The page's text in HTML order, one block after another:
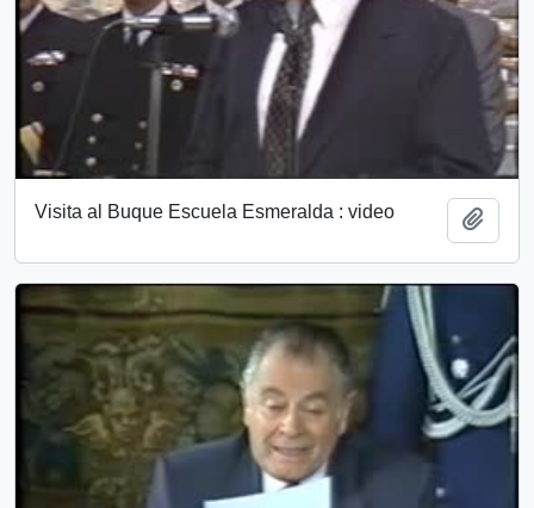
Visita al Buque Escuela Esmeralda : video